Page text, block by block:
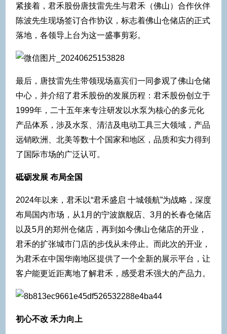
紧接着，君禾股份唐技雷先生与君禾（佛山）合作伙伴
陈波先生现场签订合作协议，标志着佛山仓储店的正式
落地，各领导上台为这一盛事剪彩。
最后，唐技雷先生带领现场嘉宾们一同参观了佛山仓储
中心，并介绍了君禾股份的发展历程：君禾股份创立于
1999年，二十五年来专注研发以水泵为核心的多元化
产品体系，涉及水泵、清洁及电动工具三大领域，产品
远销欧洲、北美等数十个国家和地区，品质和实力得到
了国际市场的广泛认可。
砥砺发展 布局全国
2024年以来，君禾以“君禾盛启 十城领航”为战略，深度
布局国内市场，从1月的宁波旗舰店、3月的长春仓储店
以及5月的郑州仓储店，再到如今佛山仓储店的开业，
君禾的扩张城市门店的步伐从未停止。而此次的开业，
为君禾在中国华南地区提供了一个全新的展示平台，让
客户能更近距离地了解君禾，感受君禾强大的产品力。
初心不改 禾力向上